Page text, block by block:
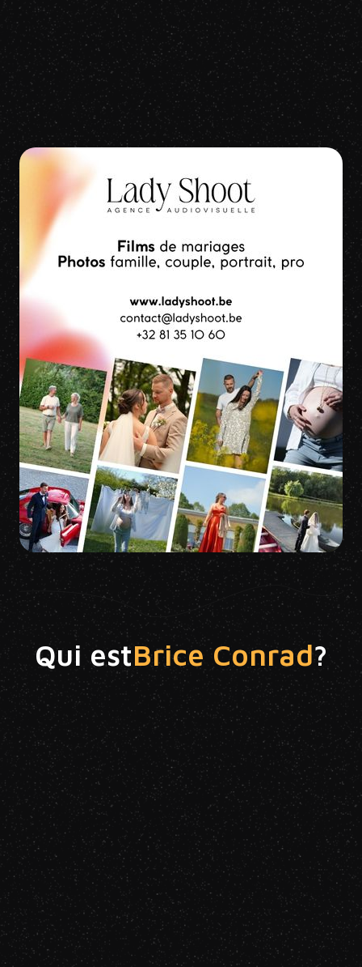
Brice Conrad
Oh la
Qui estBrice Conrad?